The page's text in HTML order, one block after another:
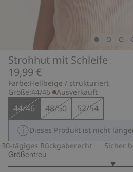
Strohhut mit Schleife
19,99 €
Farbe:Hellbeige / strukturiert
Größe:44/46 Ausverkauft
44/46 48/50 52/54
Dieses Produkt ist nicht
tägiges Rückgaberecht
Sicher
Größentreu